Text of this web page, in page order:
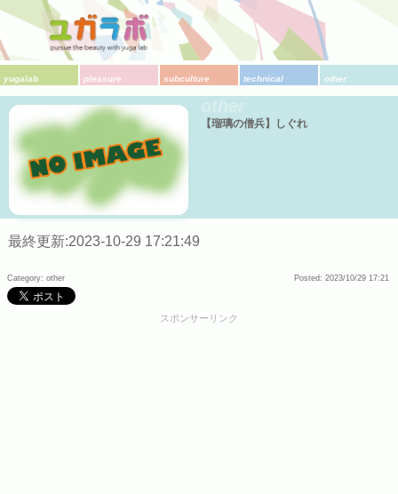
yugalab pleasure subculture technical other
【瑠璃の僧兵】しぐれ
最終更新:2023-10-29 17:21:49
Category: other Posted: 2023/10/29 17:21
スポンサーリンク